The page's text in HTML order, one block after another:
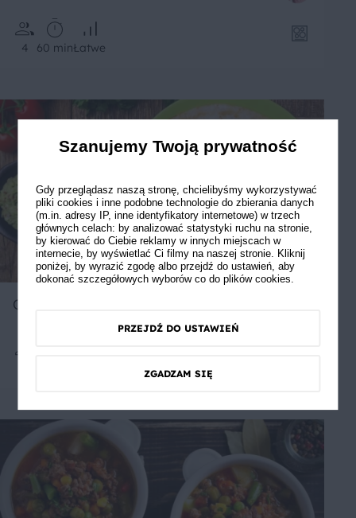
4 60 minŁatwe
Quesadilla
Szanujemy Twoją prywatność
Gdy przeglądasz naszą stronę, chcielibyśmy wykorzystywać
pliki cookies i inne podobne technologie do zbierania danych
(m.in. adresy IP, inne identyfikatory internetowe) w trzech
głównych celach: by analizować statystyki ruchu na stronie,
by kierować do Ciebie reklamy w innych miejscach w
internecie, by wyświetlać Ci filmy na naszej stronie. Kliknij
poniżej, by wyrazić zgodę albo przejdź do ustawień, aby
dokonać szczegółowych wyborów co do plików cookies.
PRZEJDŹ DO USTAWIEŃ
ZGADZAM SIĘ